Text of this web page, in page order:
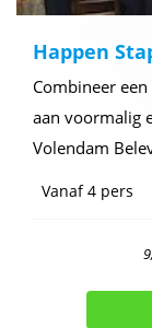
Happen
Combineer
aan voormalig
Volendam
Vanaf4 pers